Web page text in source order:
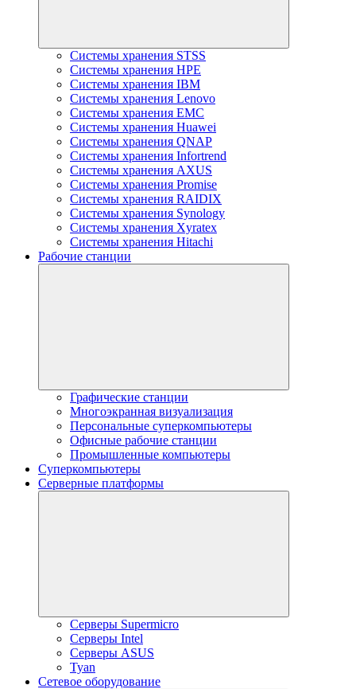
Системы хранения STSS
Системы хранения HPE
Системы хранения IBM
Системы хранения Lenovo
Системы хранения EMC
Системы хранения Huawei
Системы хранения QNAP
Системы хранения Infortrend
Системы хранения AXUS
Системы хранения Promise
Системы хранения RAIDIX
Системы хранения Synology
Системы хранения Xyratex
Системы хранения Hitachi
Рабочие станции
Графические станции
Многоэкранная визуализация
Персональные суперкомпьютеры
Офисные рабочие станции
Промышленные компьютеры
Суперкомпьютеры
Серверные платформы
Серверы Supermicro
Серверы Intel
Серверы ASUS
Tyan
Сетевое оборудование